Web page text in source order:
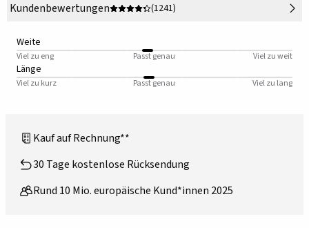
Kundenbewertungen
(1241)
Weite
Viel zu eng Passt genau Viel zu weit
Länge
Viel zu kurz Passt genau Viel zu lang
Kauf auf Rechnung**
30 Tage kostenlose Rücksendung
Rund 10 Mio. europäische Kund*innen 2025